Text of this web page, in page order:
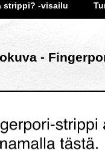
strippi? -visailu
-